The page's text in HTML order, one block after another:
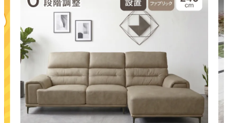
キーワード・商品番号で探す
最短発送 冷感ラグ 冷感寝具 ワークデスク ウィルトンラ